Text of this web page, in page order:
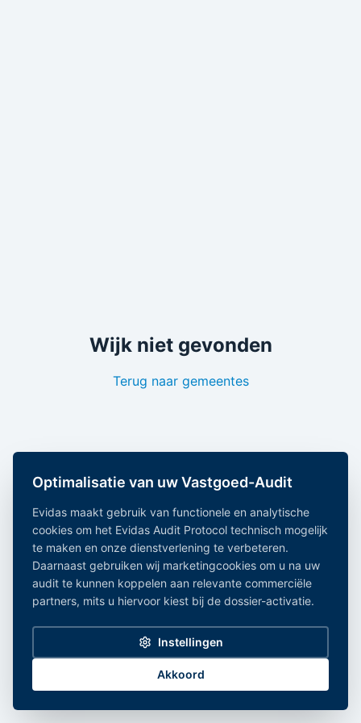
Wijk niet gevonden
Terug naar gemeentes
Optimalisatie van uw Vastgoed-Audit
Evidas maakt gebruik van functionele en analytische
cookies om het Evidas Audit Protocol technisch mogelijk
te maken en onze dienstverlening te verbeteren.
Daarnaast gebruiken wij marketingcookies om u na uw
audit te kunnen koppelen aan relevante commerciële
partners, mits u hiervoor kiest bij de dossier-activatie.
Instellingen
Akkoord